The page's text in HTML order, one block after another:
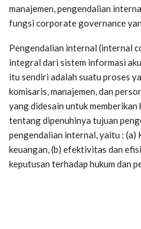
manajemen, pengendalian
fungsi corporate governance
Pengendalian internal (internal
integral dari sistem informasi
itu sendiri adalah suatu proses
komisaris, manajemen, dan
yang didesain untuk memberikan
tentang dipenuhinya tujuan
pengendalian internal, yaitu : (a)
keuangan, (b) efektivitas dan
keputusan terhadap hukum dan